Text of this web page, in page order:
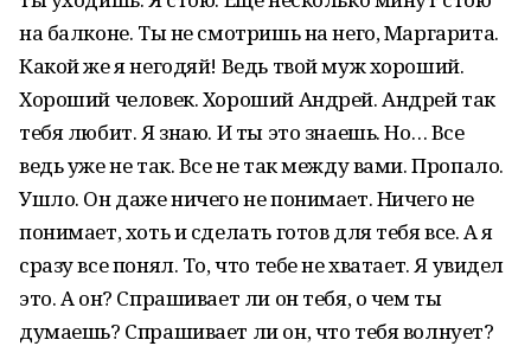
на балконе. Ты не смотришь на него, Маргарита.
Какой же я негодяй! Ведь твой муж хороший.
Хороший человек. Хороший Андрей. Андрей так
тебя любит. Я знаю. И ты это знаешь. Но… Все
ведь уже не так. Все не так между вами. Пропало.
Ушло. Он даже ничего не понимает. Ничего не
понимает, хоть и сделать готов для тебя все. А я
сразу все понял. То, что тебе не хватает. Я увидел
это. А он? Спрашивает ли он тебя, о чем ты
думаешь? Спрашивает ли он, что тебя волнует?